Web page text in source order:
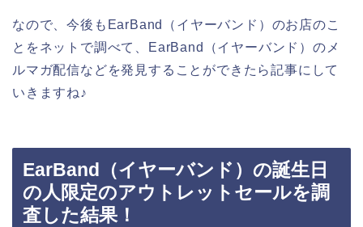
なので、今後もEarBand（イヤーバンド）のお店のこ
とをネットで調べて、EarBand（イヤーバンド）のメ
ルマガ配信などを発見することができたら記事にして
いきますね♪
EarBand（イヤーバンド）の誕生日
の人限定のアウトレットセールを調
査した結果！